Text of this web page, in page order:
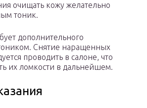
очищать кожу желательно
тоник.
дополнительного
Снятие наращенных
проводить в салоне, что
их ломкости в дальнейшем.